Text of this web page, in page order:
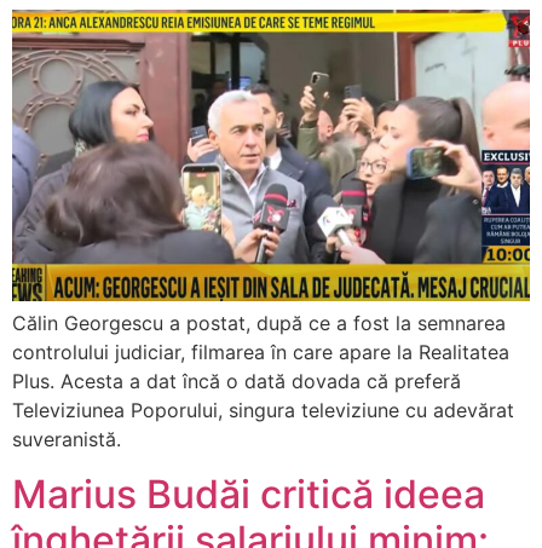
Călin Georgescu a postat, după ce a fost la semnarea
controlului judiciar, filmarea în care apare la Realitatea
Plus. Acesta a dat încă o dată dovada că preferă
Televiziunea Poporului, singura televiziune cu adevărat
suveranistă.
Marius Budăi critică ideea